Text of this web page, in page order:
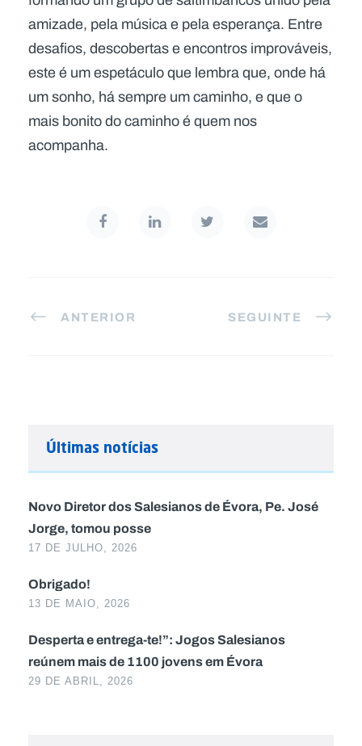
amizade, pela música e pela esperança. Entre
desafios, descobertas e encontros improváveis,
este é um espetáculo que lembra que, onde há
um sonho, há sempre um caminho, e que o
mais bonito do caminho é quem nos
acompanha.
ANTERIOR SEGUINTE
Últimas notícias
Novo Diretor dos Salesianos de Évora, Pe. José
Jorge, tomou posse
17 DE JULHO, 2026
Obrigado!
13 DE MAIO, 2026
Desperta e entrega-te!”: Jogos Salesianos
reúnem mais de 1100 jovens em Évora
29 DE ABRIL, 2026